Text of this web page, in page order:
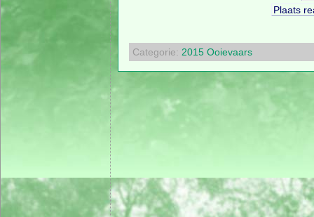
Categorie: 2015 Ooievaars